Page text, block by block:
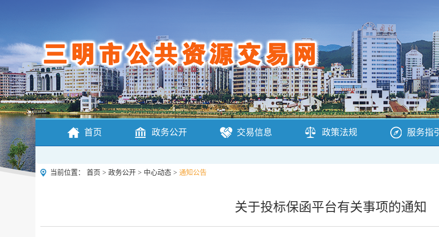
首页 政务公开 交易信息 政策法规 服务指引
当前位置： 首页 > 政务公开 > 中心动态 > 通知公告
关于投标保函平台有关事项的通知